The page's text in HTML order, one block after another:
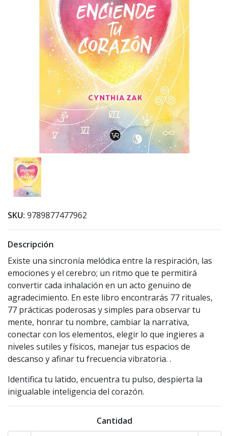
SKU: 9789877477962
Descripción
Existe una sincronía melódica entre la respiración, las
emociones y el cerebro; un ritmo que te permitirá
convertir cada inhalación en un acto genuino de
agradecimiento. En este libro encontrarás 77 rituales,
77 prácticas poderosas y simples para observar tu
mente, honrar tu nombre, cambiar la narrativa,
conectar con los elementos, elegir lo que ingieres a
niveles sutiles y físicos, manejar tus espacios de
descanso y afinar tu frecuencia vibratoria. .
Identifica tu latido, encuentra tu pulso, despierta la
inigualable inteligencia del corazón.
Cantidad